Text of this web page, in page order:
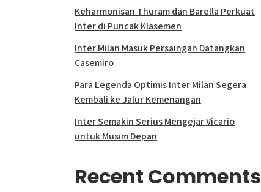
Keharmonisan Thuram dan Barella Perkuat
Inter di Puncak Klasemen
Inter Milan Masuk Persaingan Datangkan
Casemiro
Para Legenda Optimis Inter Milan Segera
Kembali ke Jalur Kemenangan
Inter Semakin Serius Mengejar Vicario
untuk Musim Depan
Recent Comments